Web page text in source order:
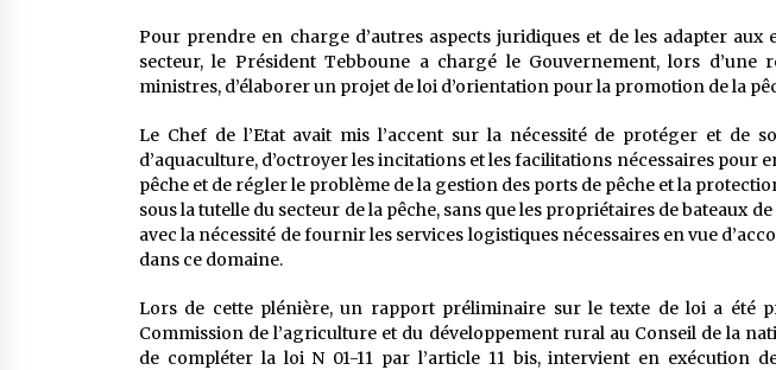
Pour prendre en charge d’autres aspects juridiques et de les adapter aux
secteur, le Président Tebboune a chargé le Gouvernement, lors d’une
ministres, d’élaborer un projet de loi d’orientation pour la promotion de la
Le Chef de l’Etat avait mis l’accent sur la nécessité de protéger et de
d’aquaculture, d’octroyer les incitations et les facilitations nécessaires pour
pêche et de régler le problème de la gestion des ports de pêche et la
sous la tutelle du secteur de la pêche, sans que les propriétaires de bateaux
avec la nécessité de fournir les services logistiques nécessaires en vue
dans ce domaine.
Lors de cette plénière, un rapport préliminaire sur le texte de loi a été
Commission de l’agriculture et du développement rural au Conseil de la
de compléter la loi N 01-11 par l’article 11 bis, intervient en exécution